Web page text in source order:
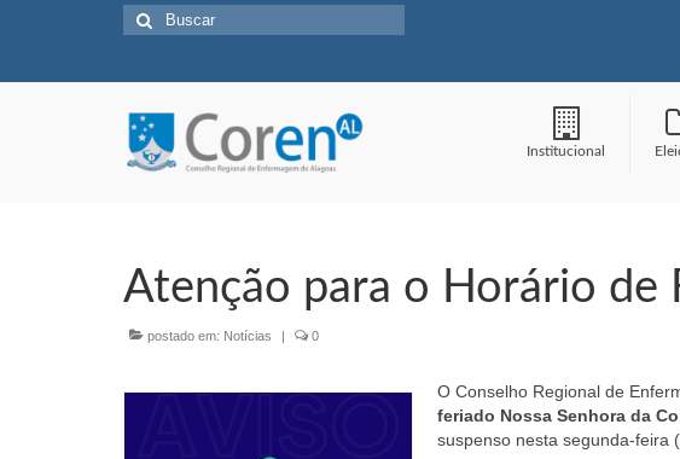
Buscar
por:
Institucional
Atenção para o Horário de
postado em: Notícias | 0
O Conselho Regional de
feriado Nossa Senhora da
suspenso nesta segunda-feira